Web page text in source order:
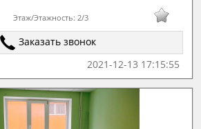
Этаж/Этажность: 2/3
Заказать звонок
2021-12-13 17:15:55